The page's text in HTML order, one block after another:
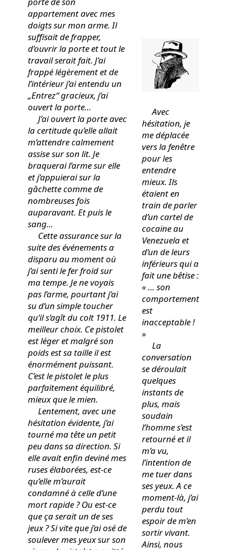
appartement avec mes
doigts sur mon arme. Il
suffisait de frapper,
d’ouvrir la porte et tout le
travail serait fait. J’ai
frappé légèrement et de
l’intérieur j’ai entendu un
„Entrez“ gracieux, j’ai
ouvert la porte…
J’ai ouvert la porte avec
la certitude qu’elle allait
m’attendre calmement
assise sur son lit. Je
braquerai l’arme sur elle
et j’appuierai sur la
gâchette comme de
nombreuses fois
auparavant. Et puis le
sang…
Cette assurance sur la
suite des événements a
disparu au moment où
j’ai senti le fer froid sur
ma tempe. Je ne voyais
pas l’arme, pourtant j’ai
su d’un simple toucher
qu’il s’agît du colt 1911. Le
meilleur choix. Ce pistolet
est léger et malgré son
poids est sa taille il est
énormément puissant.
C’est le pistolet le plus
parfaitement équilibré,
mieux que le mien.
Lentement, avec une
hésitation évidente, j’ai
tourné ma tête un petit
peu dans sa direction. Si
elle avait enfin deviné mes
ruses élaborées, est-ce
qu’elle m’aurait
condamné à celle d’une
mort rapide ? Ou est-ce
que ça serait un de ses
jeux ? Si vite que j’ai osé de
soulever mes yeux sur son
Avec
hésitation, je
me déplacée
vers la fenêtre
pour les
entendre
mieux. Ils
étaient en
train de parler
d’un cartel de
cocaïne au
Venezuela et
d’un de leurs
inférieurs qui a
fait une bêtise :
« … son
comportement
est
inacceptable !
»
La
conversation
se déroulait
quelques
instants de
plus, mais
soudain
l’homme s’est
retourné et il
m’a vu,
l’intention de
me tuer dans
ses yeux. A ce
moment-là, j’ai
perdu tout
espoir de m’en
sortir vivant.
Ainsi, nous